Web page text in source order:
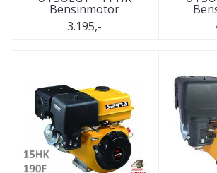
Bensinmotor
3.195,-